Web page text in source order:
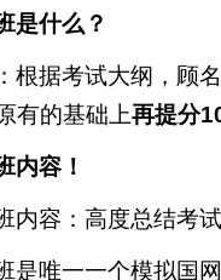
是什么？
根据考试大纲，顾
有的基础上再提分
内容！
内容：高度总结考
是唯一一个模拟国